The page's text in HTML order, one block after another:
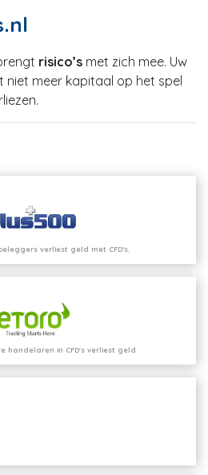
risico’s met zich mee. Uw
niet meer kapitaal op het spel
verliest geld met CFD’s.
handelaren in CFD's verliest geld